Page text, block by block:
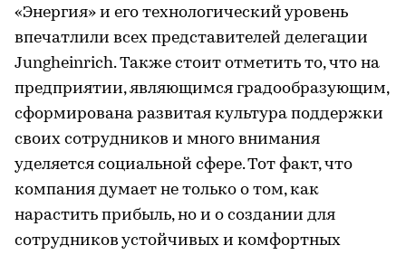
«Энергия» и его технологический уровень
впечатлили всех представителей делегации
Jungheinrich. Также стоит отметить то, что на
предприятии, являющимся градообразующим,
сформирована развитая культура поддержки
своих сотрудников и много внимания
уделяется социальной сфере. Тот факт, что
компания думает не только о том, как
нарастить прибыль, но и о создании для
сотрудников устойчивых и комфортных